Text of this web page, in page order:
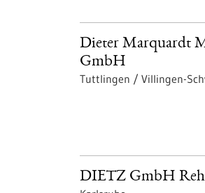
Dieter Marquardt
GmbH
Tuttlingen / Villingen-
DIETZ GmbH